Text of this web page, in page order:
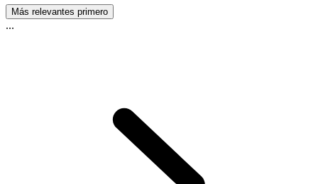
Más relevantes primero
...